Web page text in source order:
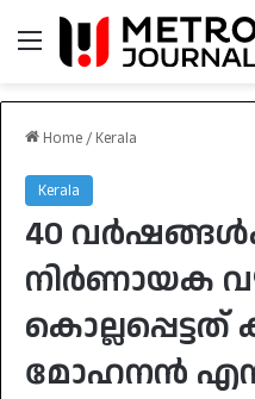
Menu
Home / Kerala
Kerala
40
നിർണായക
മോഹനൻ